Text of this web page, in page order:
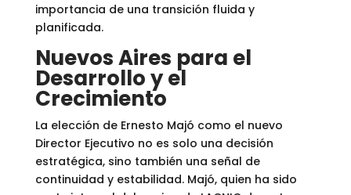
importancia de una transición fluida y
planificada.
Nuevos Aires para el
Desarrollo y el
Crecimiento
La elección de Ernesto Majó como el nuevo
Director Ejecutivo no es solo una decisión
estratégica, sino también una señal de
continuidad y estabilidad. Majó, quien ha sido